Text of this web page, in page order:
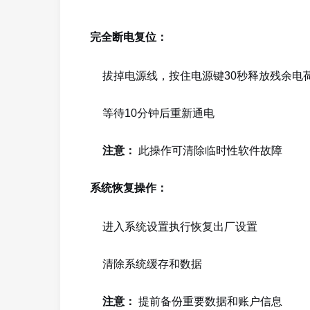
完全断电复位：
拔掉电源线，按住电源键30秒释放残余电
等待10分钟后重新通电
注意： 此操作可清除临时性软件故障
系统恢复操作：
进入系统设置执行恢复出厂设置
清除系统缓存和数据
注意： 提前备份重要数据和账户信息